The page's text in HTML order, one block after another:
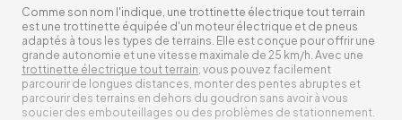
Comme son nom l'indique, une trottinette électrique tout terrain
est une trottinette équipée d'un moteur électrique et de pneus
adaptés à tous les types de terrains. Elle est conçue pour offrir une
grande autonomie et une vitesse maximale de 25 km/h. Avec une
trottinette électrique tout terrain, vous pouvez facilement
parcourir de longues distances, monter des pentes abruptes et
parcourir des terrains en dehors du goudron sans avoir à vous
soucier des embouteillages ou des problèmes de stationnement.